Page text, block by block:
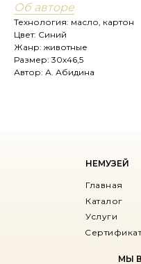
Об авторе
Технология: масло, картон
Цвет: Синий
Жанр: животные
Размер: 30х46,5
Автор: А. Абидина
Главная
Услуги
Каталог
НЕМУЗЕЙ
Сертификат
МЫ